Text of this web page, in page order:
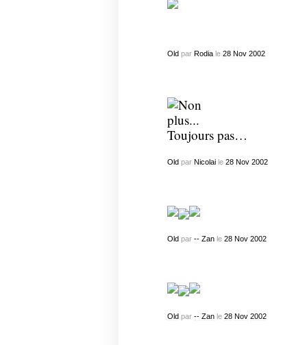
Old par Rodiale 28 Nov 2002
Toujours pas…
Oldpar Nicolaile 28 Nov 2002
Old par -- Zanle 28 Nov 2002
Oldpar -- Zanle 28 Nov 2002